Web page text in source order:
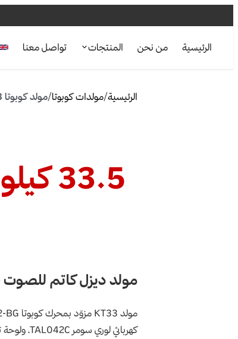
الرئيسية من نحن المنتجات تواصل معنا
الرئيسية/مولدات كوبوتا/مولد كوبوتا 33–37 كيلو فولت أمبير في السعودية
مولد ديزل كاتم
مولد KT33 مزوّد بمحرككوبوتا BG
كهربائي لوري سومر TAL042C،